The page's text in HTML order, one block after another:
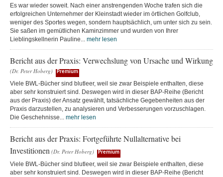
Es war wieder soweit. Nach einer anstrengenden Woche trafen sich die
erfolgreichen Unternehmer der Kleinstadt wieder im örtlichen Golfclub,
weniger des Sportes wegen, sondern hauptsächlich, um unter sich zu sein.
Sie saßen im gemütlichen Kaminzimmer und wurden von Ihrer
Lieblingskellnerin Pauline... mehr lesen
Bericht aus der Praxis: Verwechslung von Ursache und Wirkung
(Dr. Peter Hoberg) Premium
Viele BWL-Bücher sind blutleer, weil sie zwar Beispiele enthalten, diese
aber sehr konstruiert sind. Deswegen wird in dieser BAP-Reihe (Bericht
aus der Praxis) der Ansatz gewählt, tatsächliche Gegebenheiten aus der
Praxis darzustellen, zu analysieren und Verbesserungen vorzuschlagen.
Die Geschehnisse... mehr lesen
Bericht aus der Praxis: Fortgeführte Nullalternative bei
Investitionen (Dr. Peter Hoberg) Premium
Viele BWL-Bücher sind blutleer, weil sie zwar Beispiele enthalten, diese
aber sehr konstruiert sind. Deswegen wird in dieser BAP-Reihe (Bericht